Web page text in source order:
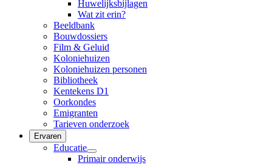
Huwelijksbijlagen
Wat zit erin?
Beeldbank
Bouwdossiers
Film & Geluid
Koloniehuizen
Koloniehuizen personen
Bibliotheek
Kentekens D1
Oorkondes
Emigranten
Tarieven onderzoek
Ervaren
Educatie
Primair onderwijs